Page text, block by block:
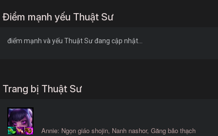
Điểm mạnh yếu Thuật Sư
điểm mạnh và yếu Thuật Sư đang cập nhật...
Trang bị Thuật Sư
Annie: Ngọn giáo shojin, Nanh nashor, Găng bảo thạch